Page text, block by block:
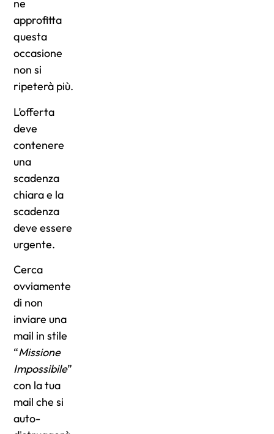
ne
approfitta
questa
occasione
non si
ripeterà più.
L’offerta
deve
contenere
una
scadenza
chiara e la
scadenza
deve essere
urgente.
Cerca
ovviamente
di non
inviare una
mail in stile
“Missione
Impossibile”
con la tua
mail che si
auto-